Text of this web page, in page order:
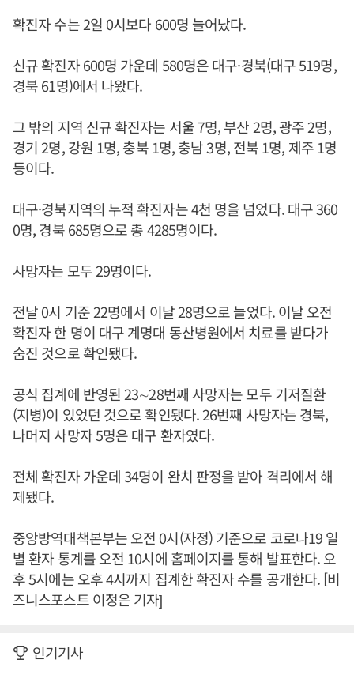
확진자 수는 2일 0시보다 600명 늘어났다.
신규 확진자 600명 가운데 580명은 대구·경북(대구 519명,
경북 61명)에서 나왔다.
그 밖의 지역 신규 확진자는 서울 7명, 부산 2명, 광주 2명,
경기 2명, 강원 1명, 충북 1명, 충남 3명, 전북 1명, 제주 1명
등이다.
대구·경북지역의 누적 확진자는 4천 명을 넘었다. 대구 360
0명, 경북 685명으로 총 4285명이다.
사망자는 모두 29명이다.
전날 0시 기준 22명에서 이날 28명으로 늘었다. 이날 오전
확진자 한 명이 대구 계명대 동산병원에서 치료를 받다가
숨진 것으로 확인됐다.
공식 집계에 반영된 23∼28번째 사망자는 모두 기저질환
(지병)이 있었던 것으로 확인됐다. 26번째 사망자는 경북,
나머지 사망자 5명은 대구 환자였다.
전체 확진자 가운데 34명이 완치 판정을 받아 격리에서 해
제됐다.
중앙방역대책본부는 오전 0시(자정) 기준으로 코로나19 일
별 환자 통계를 오전 10시에 홈페이지를 통해 발표한다. 오
후 5시에는 오후 4시까지 집계한 확진자 수를 공개한다. [비
즈니스포스트 이정은 기자]
인기기사